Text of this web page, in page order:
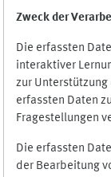
Zweck der
Die erfassten
interaktiver
zur Unterstützung
erfassten Daten
Fragestellungen
Die erfassten
der Bearbeitung